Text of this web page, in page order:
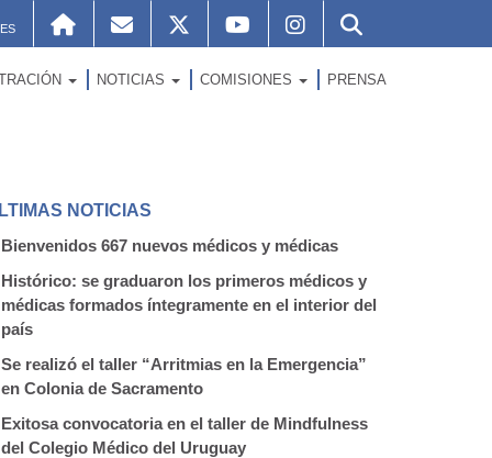
NOTICIAS COMISIONES PRENSA
NOTICIAS
Bienvenidos 667 nuevos médicos y médicas
Histórico: se graduaron los primeros médicos y
médicas formados íntegramente en el interior del
país
Se realizó el taller “Arritmias en la Emergencia”
en Colonia de Sacramento
Exitosa convocatoria en el taller de Mindfulness
del Colegio Médico del Uruguay